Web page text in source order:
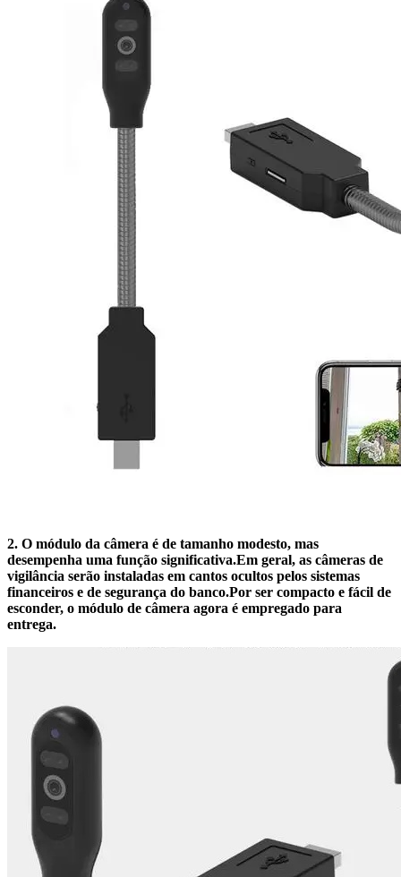
2. O módulo da câmera é de tamanho modesto, mas
desempenha uma função significativa.Em geral, as câmeras de
vigilância serão instaladas em cantos ocultos pelos sistemas
financeiros e de segurança do banco.Por ser compacto e fácil de
esconder, o módulo de câmera agora é empregado para
entrega.